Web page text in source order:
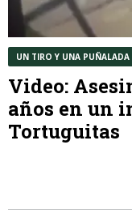
UN TIRO Y UNA PUÑALADA
Video:
años en un
Tortuguitas